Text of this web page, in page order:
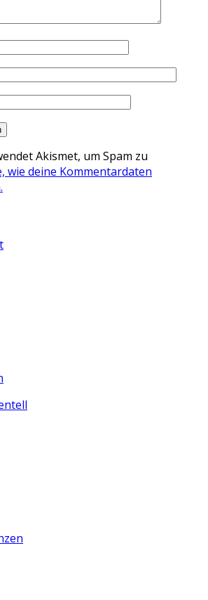
Akismet, um Spam zu
wie deine Kommentardaten